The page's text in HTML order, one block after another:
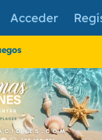
Acceder